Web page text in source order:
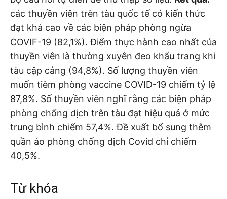
các thuyền viên trên tàu quốc tế có kiến thức
đạt khá cao về các biện pháp phòng ngừa
COVIF-19 (82,1%). Điểm thực hành cao nhất của
thuyền viên là thường xuyên đeo khẩu trang khi
tàu cập cảng (94,8%). Số lượng thuyền viên
muốn tiêm phòng vaccine COVID-19 chiếm tỷ lệ
87,8%. Số thuyền viên nghĩ rằng các biện pháp
phòng chống dịch trên tàu đạt hiệu quả ở mức
trung bình chiếm 57,4%. Đề xuất bổ sung thêm
quần áo phòng chống dịch Covid chỉ chiếm
40,5%.
Từ khóa